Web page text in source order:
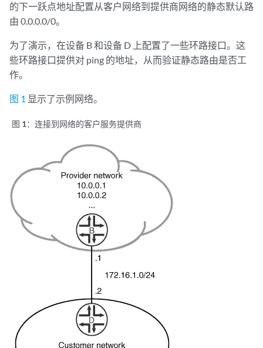
的下一跃点地址配置从客户网络到提供商网络的静态默认路
由 0.0.0.0/0。
为了演示，在设备 B 和设备 D 上配置了一些环路接口。这
些环路接口提供对 ping 的地址，从而验证静态路由是否工
作。
图 1 显示了示例网络。
图 1： 连接到网络的客户服务提供商